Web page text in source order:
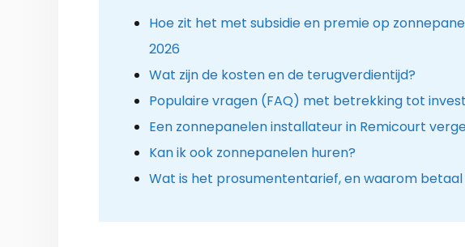
Hoe zit het met subsidie en premie op
2026
Wat zijn de kosten en de terugverdientijd?
Populaire vragen (FAQ) met betrekking tot
Een zonnepanelen installateur in Remicourt
Kan ik ook zonnepanelen huren?
Wat is het prosumententarief, en waarom betaal